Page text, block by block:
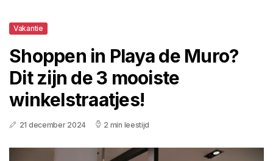
Vakantie
Shoppen in Playa de Muro?
Dit zijn de 3 mooiste
winkelstraatjes!
21 december 2024 2 min leestijd